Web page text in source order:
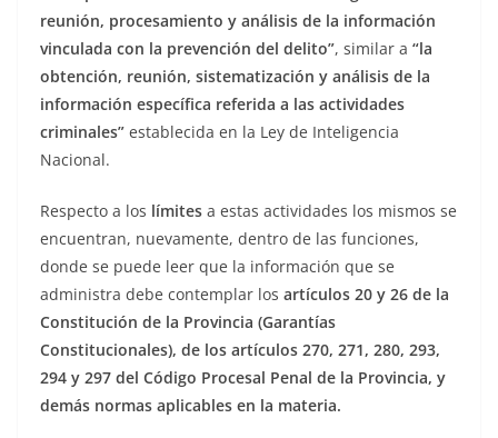
reunión, procesamiento y análisis de la información
vinculada con la prevención del delito”, similar a “la
obtención, reunión, sistematización y análisis de la
información específica referida a las actividades
criminales” establecida en la Ley de Inteligencia
Nacional.
Respecto a los límites a estas actividades los mismos se
encuentran, nuevamente, dentro de las funciones,
donde se puede leer que la información que se
administra debe contemplar los artículos 20 y 26 de la
Constitución de la Provincia (Garantías
Constitucionales), de los artículos 270, 271, 280, 293,
294 y 297 del Código Procesal Penal de la Provincia, y
demás normas aplicables en la materia.